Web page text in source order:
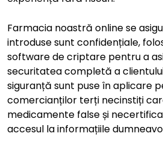
Farmacia noastră online se
introduse sunt confidențiale,
software de criptare pentru a
securitatea completă a
siguranță sunt puse în aplicare
comercianților terți necinstiți
medicamente false și
accesul la informațiile